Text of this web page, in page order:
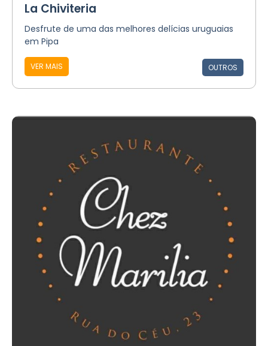
La Chiviteria
Desfrute de uma das melhores delícias uruguaias
em Pipa
VER MAIS OUTROS